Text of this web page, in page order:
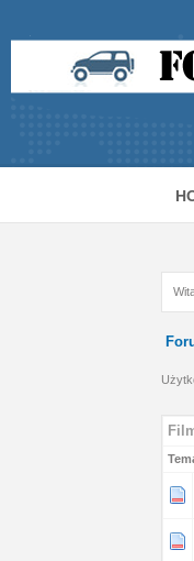
głosów - średnia ocena: 0 na
5
głosów - średnia ocena: 0 na
5